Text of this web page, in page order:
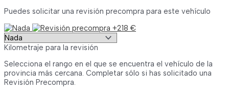
Puedes solicitar una revisión precompra para este vehículo
Kilometraje para la revisión
Selecciona el rango en el que se encuentra el vehículo de la
provincia más cercana. Completar sólo si has solicitado una
Revisión Precompra.